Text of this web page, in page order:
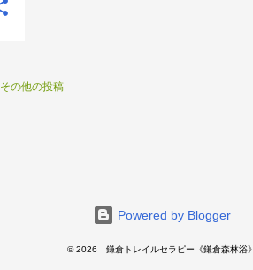
その他の投稿
Powered by Blogger
© 2026 鎌倉トレイルセラピー《鎌倉森林浴》